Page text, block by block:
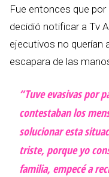
Fue entonces que
decidió notificar a Tv
ejecutivos no querían
escapara de las
“Tuve evasivas por
contestaban los
solucionar esta
triste, porque yo
familia, empecé a